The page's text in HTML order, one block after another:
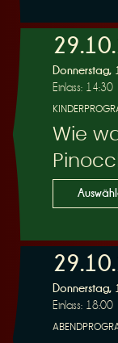
Donnerstag,
Einlass: 14:30
Wie
Donnerstag,
Einlass: 18:00